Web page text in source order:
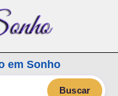
em Sonho
Buscar